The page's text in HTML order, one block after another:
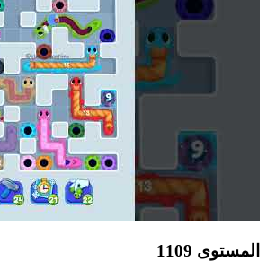
المستوى 1109